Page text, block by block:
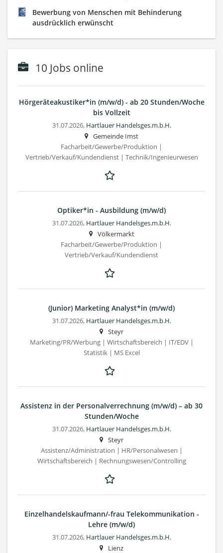
Bewerbung von Menschen mit Behinderung
ausdrücklich erwünscht
10 Jobs online
Hörgeräteakustiker*in (m/w/d) - ab 20 Stunden/Woche
bis Vollzeit
31.07.2026, Hartlauer Handelsges.m.b.H.
Gemeinde Imst
Facharbeit/Gewerbe/Produktion |
Vertrieb/Verkauf/Kundendienst | Technik/Ingenieurwesen
Optiker*in - Ausbildung (m/w/d)
31.07.2026, Hartlauer Handelsges.m.b.H.
Völkermarkt
Facharbeit/Gewerbe/Produktion |
Vertrieb/Verkauf/Kundendienst
(Junior) Marketing Analyst*in (m/w/d)
31.07.2026, Hartlauer Handelsges.m.b.H.
Steyr
Marketing/PR/Werbung | Wirtschaftsbereich | IT/EDV |
Statistik | MS Excel
Assistenz in der Personalverrechnung (m/w/d) – ab 30
Stunden/Woche
31.07.2026, Hartlauer Handelsges.m.b.H.
Steyr
Assistenz/Administration | HR/Personalwesen |
Wirtschaftsbereich | Rechnungswesen/Controlling
Einzelhandelskaufmann/-frau Telekommunikation -
Lehre (m/w/d)
31.07.2026, Hartlauer Handelsges.m.b.H.
Lienz